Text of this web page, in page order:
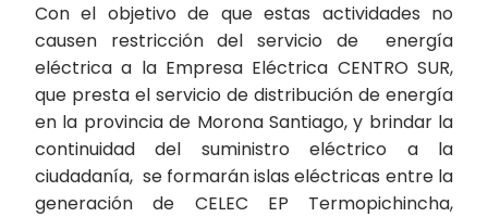
Con el objetivo de que estas actividades no
causen restricción del servicio de energía
eléctrica a la Empresa Eléctrica CENTRO SUR,
que presta el servicio de distribución de energía
en la provincia de Morona Santiago, y brindar la
continuidad del suministro eléctrico a la
ciudadanía, se formarán islas eléctricas entre la
generación de CELEC EP Termopichincha,